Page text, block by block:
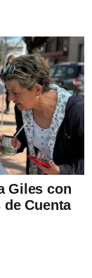
Giles con
Cuenta